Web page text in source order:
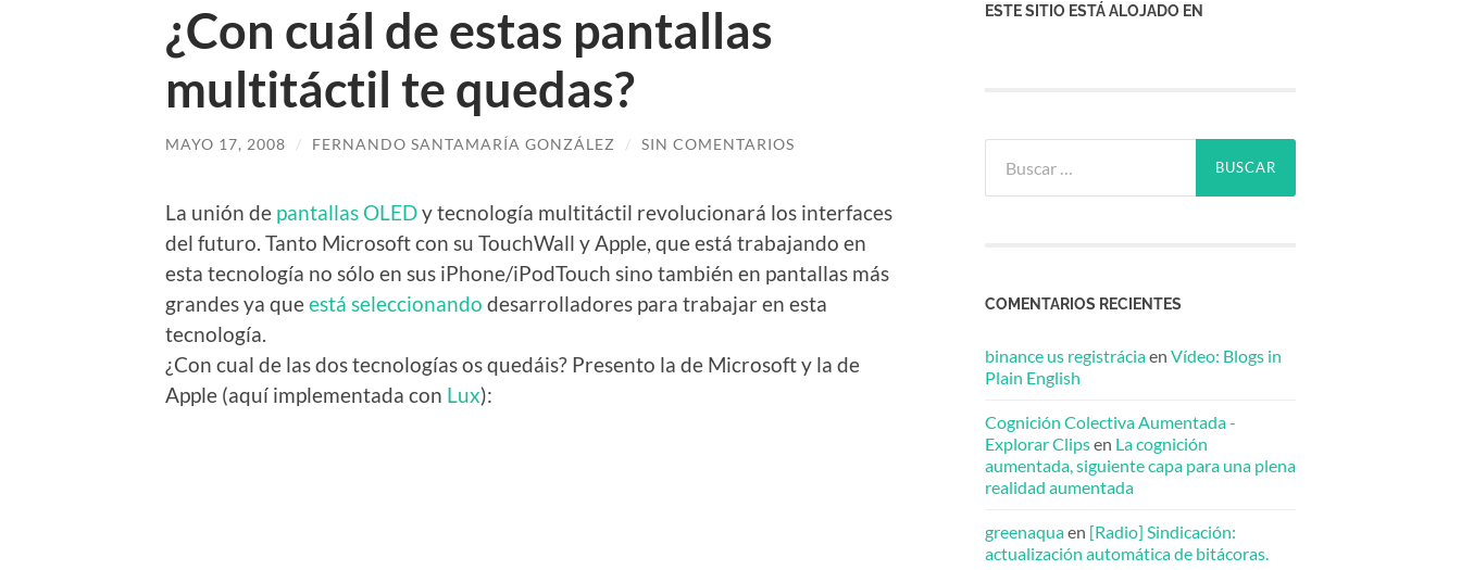
¿Con cuál de estas pantallas
multitáctil te quedas?
MAYO 17, 2008 / FERNANDO SANTAMARÍA GONZÁLEZ / SIN COMENTARIOS
La unión de pantallas OLEDy tecnología multitáctil revolucionará los interfaces
del futuro. Tanto Microsoft con su TouchWall y Apple, que está trabajando en
esta tecnología no sólo en sus iPhone/iPodTouch sino también en pantallas más
grandes ya queestá seleccionando desarrolladores para trabajar en esta
tecnología.
¿Con cual de las dos tecnologías os quedáis? Presento la de Microsoft y la de
Apple (aquí implementada con Lux):
ESTE SITIO ESTÁ ALOJADO EN
COMENTARIOS RECIENTES
binance us registráciaen Vídeo: Blogs in
Plain English
Cognición Colectiva Aumentada -
Explorar Clipsen La cognición
aumentada, siguiente capa para una plena
realidad aumentada
greenaquaen [Radio] Sindicación:
actualización automática de bitácoras.